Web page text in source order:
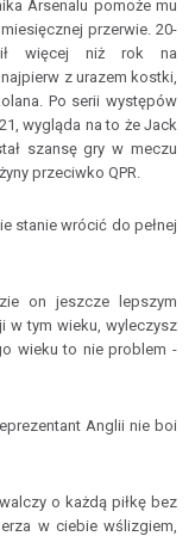
Arsenalu pomoże mu
przerwie. 20-
więcej niż rok na
z urazem kostki,
Po serii występów
wygląda na to że Jack
szansę gry w meczu
przeciwko QPR.
stanie wrócić do pełnej
on jeszcze lepszym
w tym wieku, wyleczysz
wieku to nie problem -
Anglii nie boi
o każdą piłkę bez
w ciebie wślizgiem,